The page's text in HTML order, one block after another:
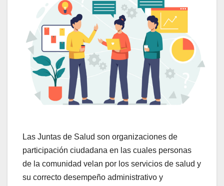
Las Juntas de Salud son organizaciones de
participación ciudadana en las cuales personas
de la comunidad velan por los servicios de salud y
su correcto desempeño administrativo y